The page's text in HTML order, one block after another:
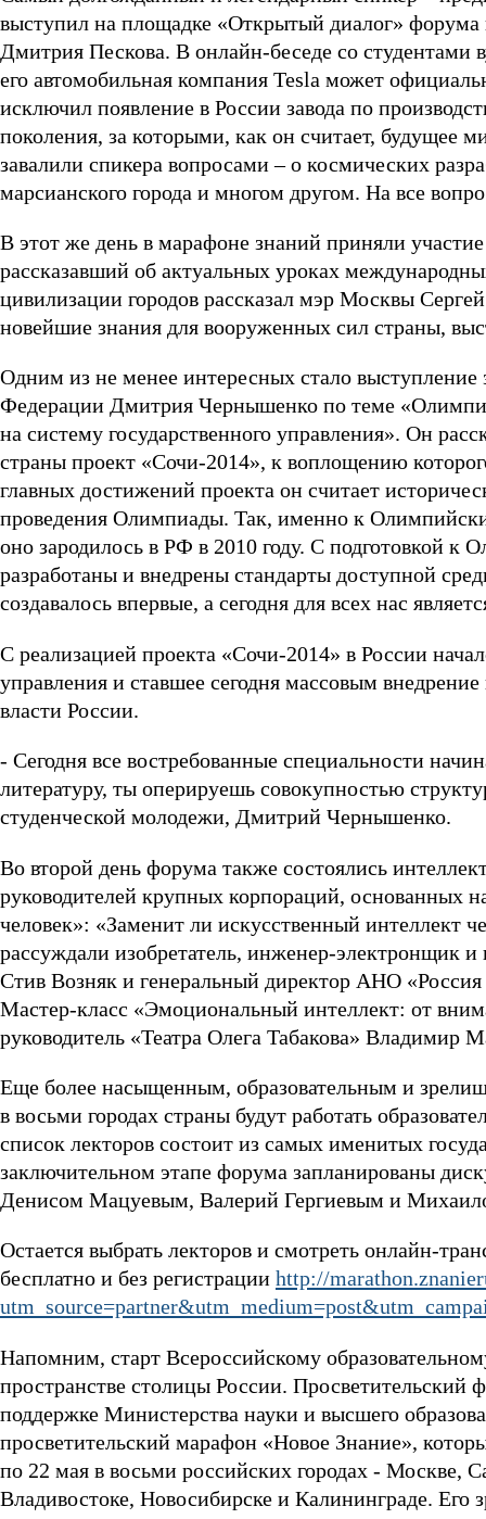
выступил на площадке «Открытый диалог»
Дмитрия Пескова. В онлайн-беседе со студентами
его автомобильная компания Tesla может
исключил появление в России завода по
поколения, за которыми, как он считает, будущее
завалили спикера вопросами – о космических
марсианского города и многом другом. На все
В этот же день в марафоне знаний приняли
рассказавший об актуальных уроках
цивилизации городов рассказал мэр Москвы
новейшие знания для вооруженных сил страны,
Одним из не менее интересных стало выступление
Федерации Дмитрия Чернышенко по теме
на систему государственного управления». Он
страны проект «Сочи-2014», к воплощению
главных достижений проекта он считает
проведения Олимпиады. Так, именно к
оно зародилось в РФ в 2010 году. С подготовкой
разработаны и внедрены стандарты доступной
создавалось впервые, а сегодня для всех нас
С реализацией проекта «Сочи-2014» в России
управления и ставшее сегодня массовым
власти России.
- Сегодня все востребованные специальности
литературу, ты оперируешь совокупностью
студенческой молодежи, Дмитрий Чернышенко.
Во второй день форума также состоялись
руководителей крупных корпораций, основанных
человек»: «Заменит ли искусственный интеллект
рассуждали изобретатель, инженер-электронщик
Стив Возняк и генеральный директор АНО
Мастер-класс «Эмоциональный интеллект: от
руководитель «Театра Олега Табакова» Владимир
Еще более насыщенным, образовательным и
в восьми городах страны будут работать
список лекторов состоит из самых именитых
заключительном этапе форума запланированы
Денисом Мацуевым, Валерий Гергиевым и
Остается выбрать лекторов и смотреть онлайн-
бесплатно и без регистрации http://
Напомним, старт Всероссийскому
пространстве столицы России. Просветительский
поддержке Министерства науки и высшего
просветительский марафон «Новое Знание»,
по 22 мая в восьми российских городах - Москве,
Владивостоке, Новосибирске и Калининграде.